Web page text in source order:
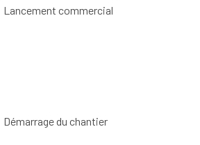
Lancement commercial
Démarrage du chantier